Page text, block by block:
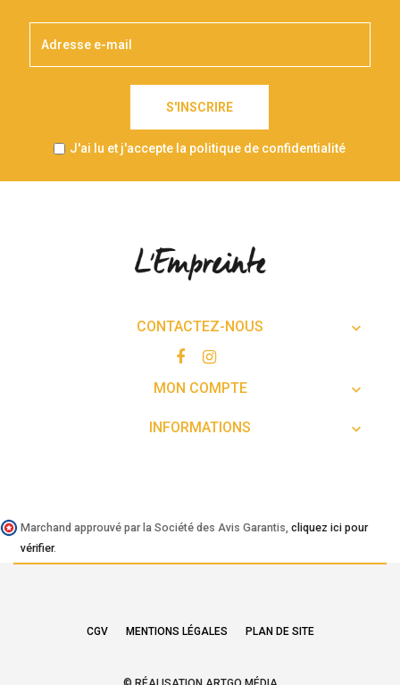
S'INSCRIRE
J'ai lu et j'accepte la politique de confidentialité
CONTACTEZ-NOUS 
MON COMPTE 
INFORMATIONS 
Marchand approuvé par la Société des Avis Garantis, cliquez ici pour
vérifier.
CGV MENTIONS LÉGALES PLAN DE SITE